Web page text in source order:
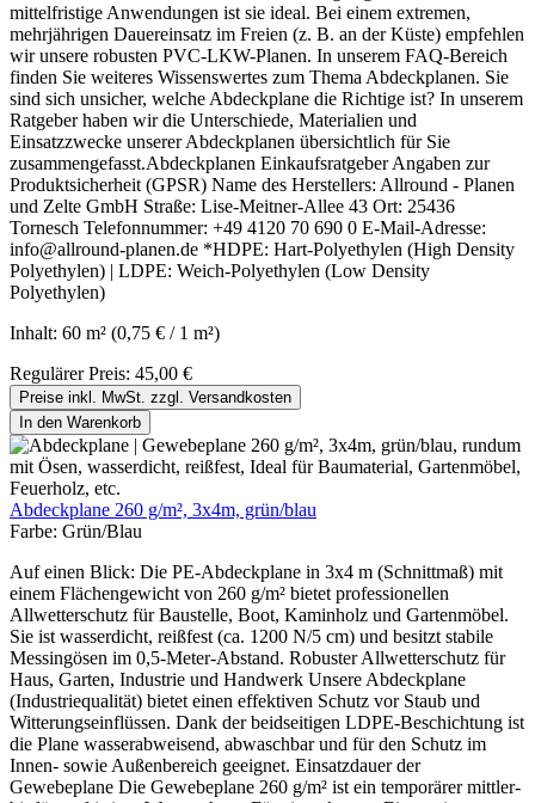
mittelfristige Anwendungen ist sie ideal. Bei einem extremen,
mehrjährigen Dauereinsatz im Freien (z. B. an der Küste) empfehlen
wir unsere robusten PVC-LKW-Planen. In unserem FAQ-Bereich
finden Sie weiteres Wissenswertes zum Thema Abdeckplanen. Sie
sind sich unsicher, welche Abdeckplane die Richtige ist? In unserem
Ratgeber haben wir die Unterschiede, Materialien und
Einsatzzwecke unserer Abdeckplanen übersichtlich für Sie
zusammengefasst.Abdeckplanen Einkaufsratgeber Angaben zur
Produktsicherheit (GPSR) Name des Herstellers: Allround - Planen
und Zelte GmbH Straße: Lise-Meitner-Allee 43 Ort: 25436
Tornesch Telefonnummer: +49 4120 70 690 0 E-Mail-Adresse:
info@allround-planen.de *HDPE: Hart-Polyethylen (High Density
Polyethylen) | LDPE: Weich-Polyethylen (Low Density
Polyethylen)
Inhalt: 60 m² (0,75 € / 1 m²)
Regulärer Preis: 45,00 €
Preise inkl. MwSt. zzgl. Versandkosten
In den Warenkorb
Abdeckplane 260 g/m², 3x4m, grün/blau
Farbe: Grün/Blau
Auf einen Blick: Die PE-Abdeckplane in 3x4 m (Schnittmaß) mit
einem Flächengewicht von 260 g/m² bietet professionellen
Allwetterschutz für Baustelle, Boot, Kaminholz und Gartenmöbel.
Sie ist wasserdicht, reißfest (ca. 1200 N/5 cm) und besitzt stabile
Messingösen im 0,5-Meter-Abstand. Robuster Allwetterschutz für
Haus, Garten, Industrie und Handwerk Unsere Abdeckplane
(Industriequalität) bietet einen effektiven Schutz vor Staub und
Witterungseinflüssen. Dank der beidseitigen LDPE-Beschichtung ist
die Plane wasserabweisend, abwaschbar und für den Schutz im
Innen- sowie Außenbereich geeignet. Einsatzdauer der
Gewebeplane Die Gewebeplane 260 g/m² ist ein temporärer mittler-